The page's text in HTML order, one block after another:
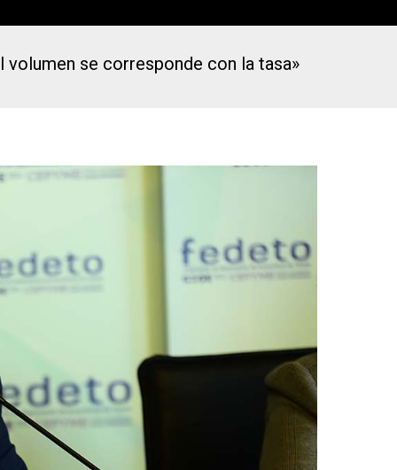
volumen se corresponde con la tasa»